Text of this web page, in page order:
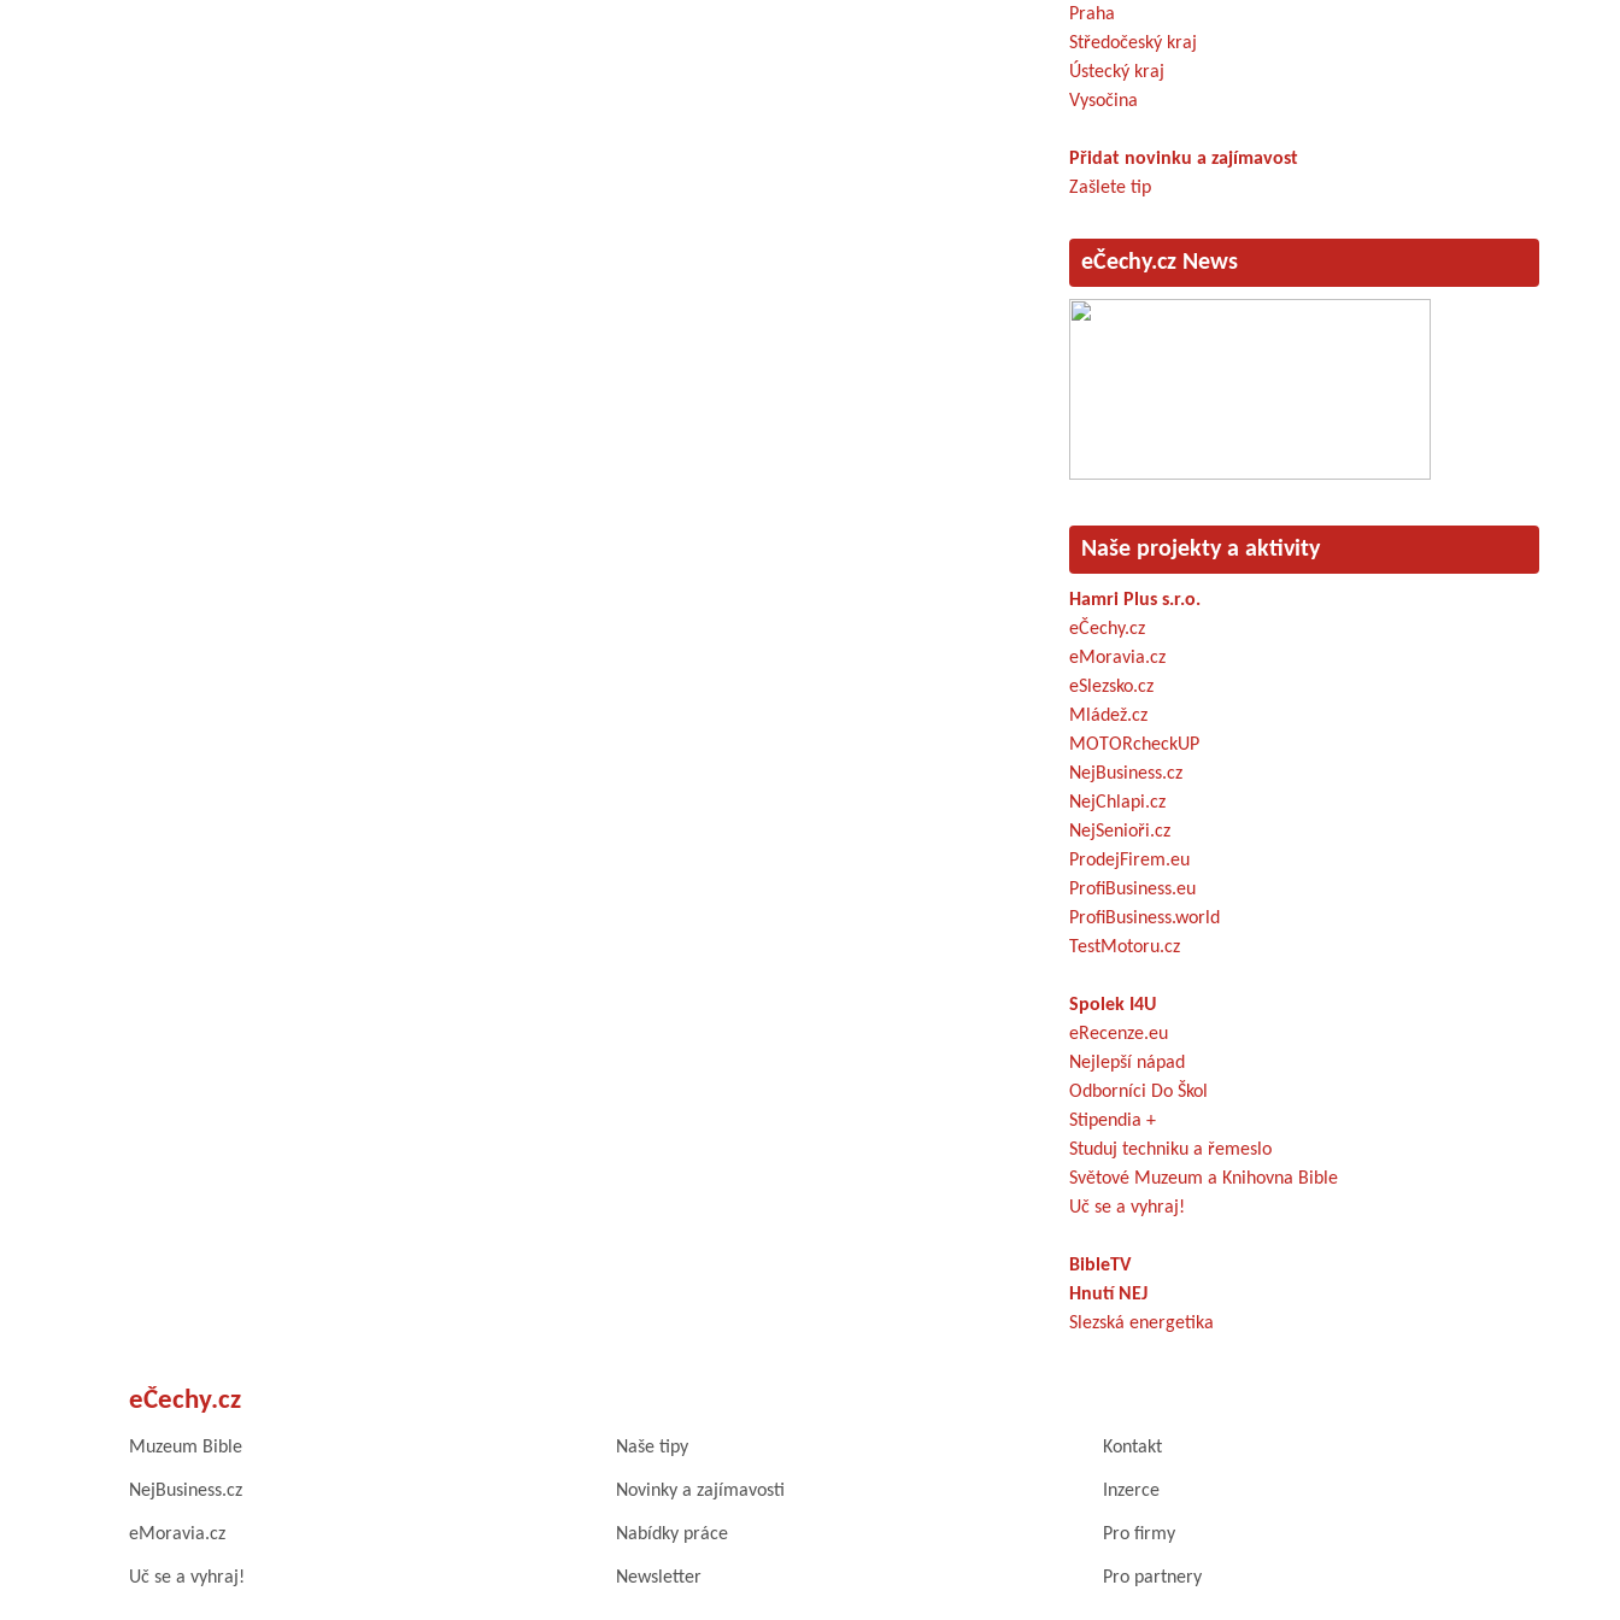
Praha
Středočeský kraj
Ústecký kraj
Vysočina
Přidat novinku a zajímavost
Zašlete tip
eČechy.cz News
Naše projekty a aktivity
Hamri Plus s.r.o.
eČechy.cz
eMoravia.cz
eSlezsko.cz
Mládež.cz
MOTORcheckUP
NejBusiness.cz
NejChlapi.cz
NejSenioři.cz
ProdejFirem.eu
ProfiBusiness.eu
ProfiBusiness.world
TestMotoru.cz
Spolek I4U
eRecenze.eu
Nejlepší nápad
Odborníci Do Škol
Stipendia +
Studuj techniku a řemeslo
Světové Muzeum a Knihovna Bible
Uč se a vyhraj!
BibleTV
Hnutí NEJ
Slezská energetika
eČechy.cz
Muzeum Bible Naše tipy Kontakt
NejBusiness.cz Novinky a zajímavosti Inzerce
eMoravia.cz Nabídky práce Pro firmy
Uč se a vyhraj! Newsletter Pro partnery